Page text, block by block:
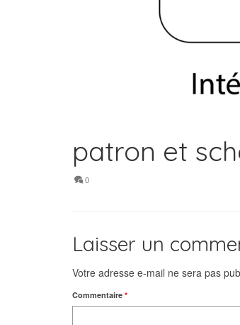
patron et
0
Laisser un
Votre adresse e-mail ne sera pas
Commentaire *